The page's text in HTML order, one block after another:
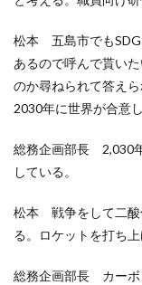
松本 五島市でも
あるので呼んで貰い
のか尋ねられて答え
2030年に世界が合意
総務企画部長 2,030
している。
松本 戦争をして二酸
る。ロケットを打ち
総務企画部長 カーボ